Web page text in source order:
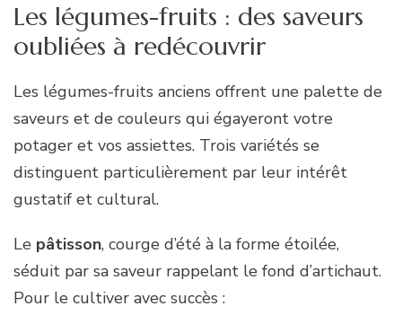
Les légumes-fruits : des saveurs
oubliées à redécouvrir
Les légumes-fruits anciens offrent une palette de
saveurs et de couleurs qui égayeront votre
potager et vos assiettes. Trois variétés se
distinguent particulièrement par leur intérêt
gustatif et cultural.
Le pâtisson, courge d’été à la forme étoilée,
séduit par sa saveur rappelant le fond d’artichaut.
Pour le cultiver avec succès :